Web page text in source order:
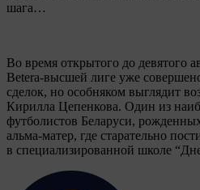
шага…
Во время открытого до девятого
Betera-высшей лиге уже
сделок, но особняком выглядит
Кирилла Цепенкова. Один из
футболистов Беларуси,
альма-матер, где старательно
в специализированной школе